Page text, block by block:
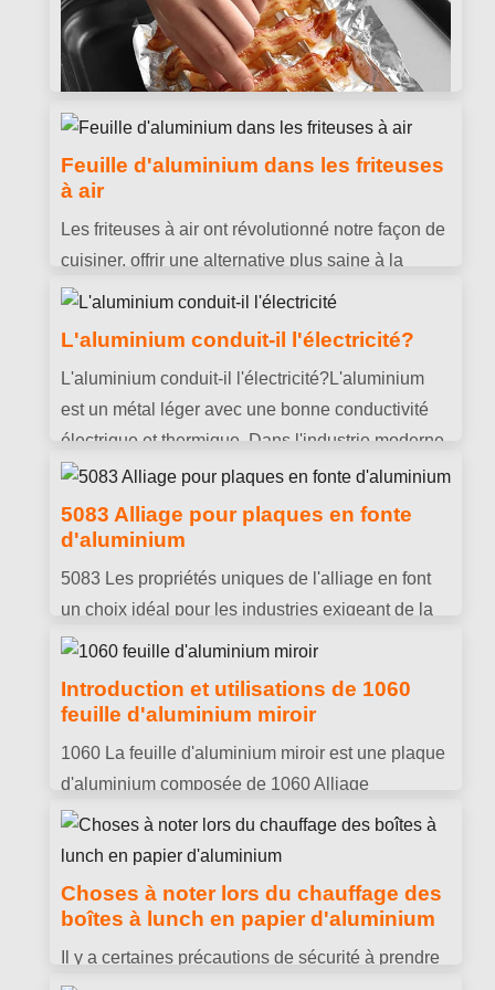
3003 feuille d'aluminium vs 1060
feuille d'aluminium
3003 feuille d'aluminium et 1060 les feuilles
d'aluminium sont toutes deux des feuilles
d'aluminium courantes. Ils peuvent se remplacer
dans certains scénarios d'utilisation, mais ils
présentent de grands écarts dans leur
composition chimique, propriétés mécaniques et
prix.
Comment faire cuire du bacon au four
"Comment faire cuire du bacon au four avec du
papier d'aluminium" Il s'agit d'une question
courante concernant l'application domestique du
papier d'aluminium.. Cet article fournit une
réponse détaillée à cette question et espère vous
aider
Feuille d'aluminium dans les friteuses
à air
Les friteuses à air ont révolutionné notre façon de
cuisiner, offrir une alternative plus saine à la
friture. Une astuce pour améliorer votre
du papier d'aluminium..
L'aluminium conduit-il l'électricité?
L'aluminium conduit-il l'électricité?L'aluminium
est un métal léger avec une bonne conductivité
électrique et thermique. Dans l'industrie moderne,
l'aluminium est largement utilisé, des structures
de bâtiment aux appareils électroniques, du
transport aux nécessités quotidiennes.
5083 Alliage pour plaques en fonte
d'aluminium
5083 Les propriétés uniques de l'alliage en font
un choix idéal pour les industries exigeant de la
durabilité, construction légère, et résistance aux
dessous les principaux avantages de l'utilisation
Introduction et utilisations de 1060
feuille d'aluminium miroir
1060 La feuille d'aluminium miroir est une plaque
d'aluminium composée de 1060 Alliage
d'aluminium de série avec une pureté supérieure
à 99.6% comme matériau de base. Il est fabriqué
Choses à noter lors du chauffage des
boîtes à lunch en papier d'aluminium
Il y a certaines précautions de sécurité à prendre